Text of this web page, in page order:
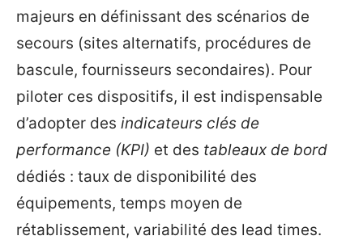
majeurs en définissant des scénarios de
secours (sites alternatifs, procédures de
bascule, fournisseurs secondaires). Pour
piloter ces dispositifs, il est indispensable
d’adopter des indicateurs clés de
performance (KPI) et des tableaux de bord
dédiés : taux de disponibilité des
équipements, temps moyen de
rétablissement, variabilité des lead times.